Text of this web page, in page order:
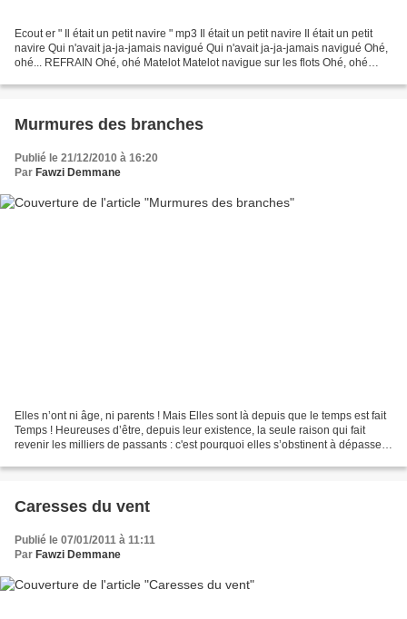
Ecout er " Il était un petit navire " mp3 Il était un petit navire Il était un petit
navire Qui n'avait ja-ja-jamais navigué Qui n'avait ja-ja-jamais navigué Ohé,
ohé... REFRAIN Ohé, ohé Matelot Matelot navigue sur les flots Ohé, ohé
Murmures des branches
Publié le 21/12/2010 à 16:20
Par Fawzi Demmane
Elles n’ont ni âge, ni parents ! Mais Elles sont là depuis que le temps est fait
Temps ! Heureuses d’être, depuis leur existence, la seule raison qui fait
revenir les milliers de passants : c'est pourquoi elles s’obstinent à dépasser
Caresses du vent
Publié le 07/01/2011 à 11:11
Par Fawzi Demmane